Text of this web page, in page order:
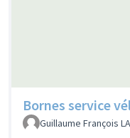
Bornes service
Guillaume François